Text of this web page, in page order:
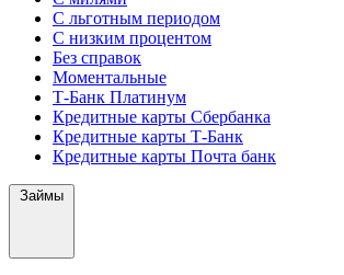
С льготным периодом
С низким процентом
Без справок
Моментальные
Т-Банк Платинум
Кредитные карты Сбербанка
Кредитные карты Т-Банк
Кредитные карты Почта банк
Займы